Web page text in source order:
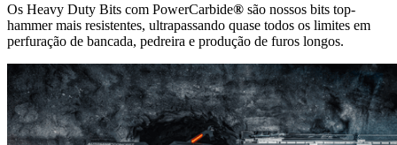
Os Heavy Duty Bits com PowerCarbide® são nossos bits top-
hammer mais resistentes, ultrapassando quase todos os limites em
perfuração de bancada, pedreira e produção de furos longos.